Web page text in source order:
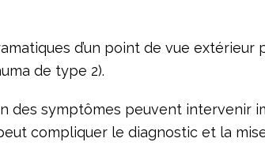
d’un point de vue extérieur
de type 2).
des symptômes peuvent intervenir
compliquer le diagnostic et la